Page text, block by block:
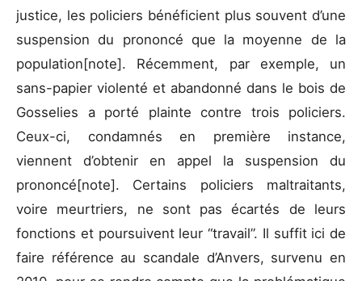
justice, les policiers bénéficient plus souvent d’une
suspension du prononcé que la moyenne de la
population[note]. Récemment, par exemple, un
sans-papier violenté et abandonné dans le bois de
Gosselies a porté plainte contre trois policiers.
Ceux-ci, condamnés en première instance,
viennent d’obtenir en appel la suspension du
prononcé[note]. Certains policiers maltraitants,
voire meurtriers, ne sont pas écartés de leurs
fonctions et poursuivent leur “travail”. Il suffit ici de
faire référence au scandale d’Anvers, survenu en